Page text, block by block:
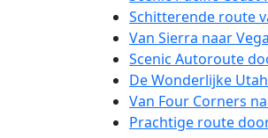
Schitterende route
Van Sierra naar
Scenic Autoroute
De Wonderlijke
Van Four Corners
Prachtige route